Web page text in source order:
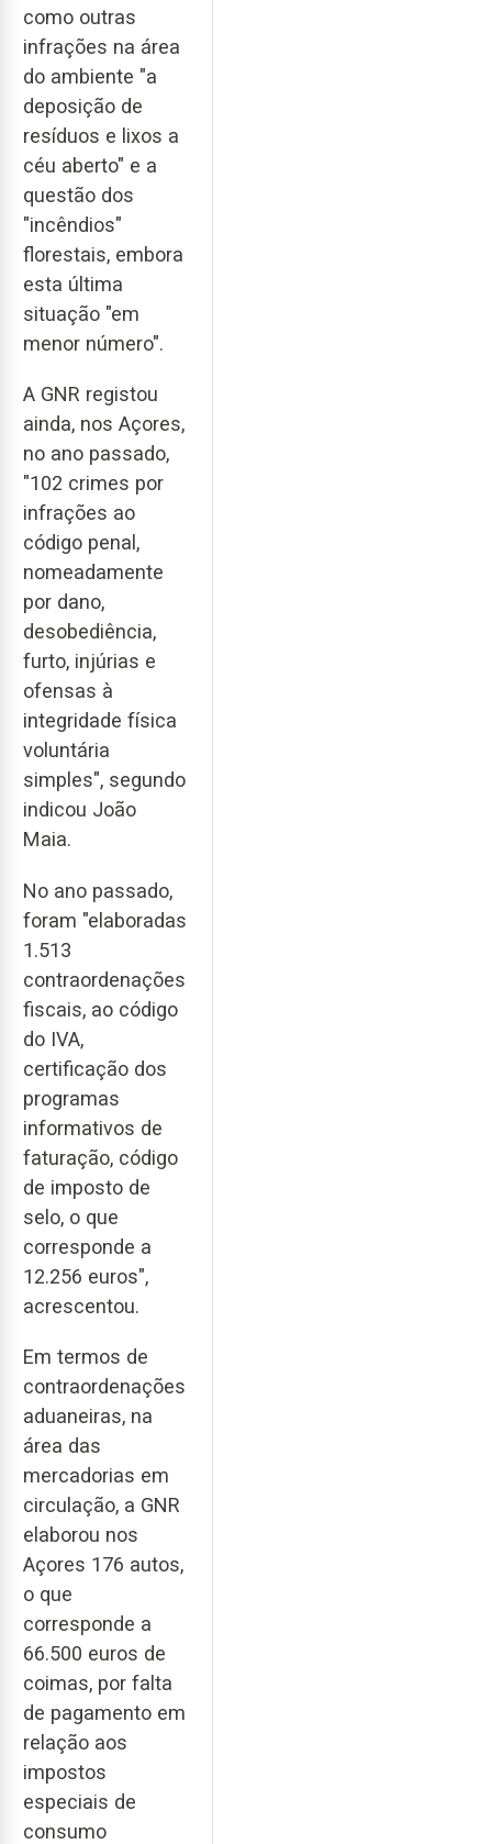
como outras
infrações na área
do ambiente "a
deposição de
resíduos e lixos a
céu aberto" e a
questão dos
"incêndios"
florestais, embora
esta última
situação "em
menor número".
A GNR registou
ainda, nos Açores,
no ano passado,
"102 crimes por
infrações ao
código penal,
nomeadamente
por dano,
desobediência,
furto, injúrias e
ofensas à
integridade física
voluntária
simples", segundo
indicou João
Maia.
No ano passado,
foram "elaboradas
1.513
contraordenações
fiscais, ao código
do IVA,
certificação dos
programas
informativos de
faturação, código
de imposto de
selo, o que
corresponde a
12.256 euros",
acrescentou.
Em termos de
contraordenações
aduaneiras, na
área das
mercadorias em
circulação, a GNR
elaborou nos
Açores 176 autos,
o que
corresponde a
66.500 euros de
coimas, por falta
de pagamento em
relação aos
impostos
especiais de
consumo